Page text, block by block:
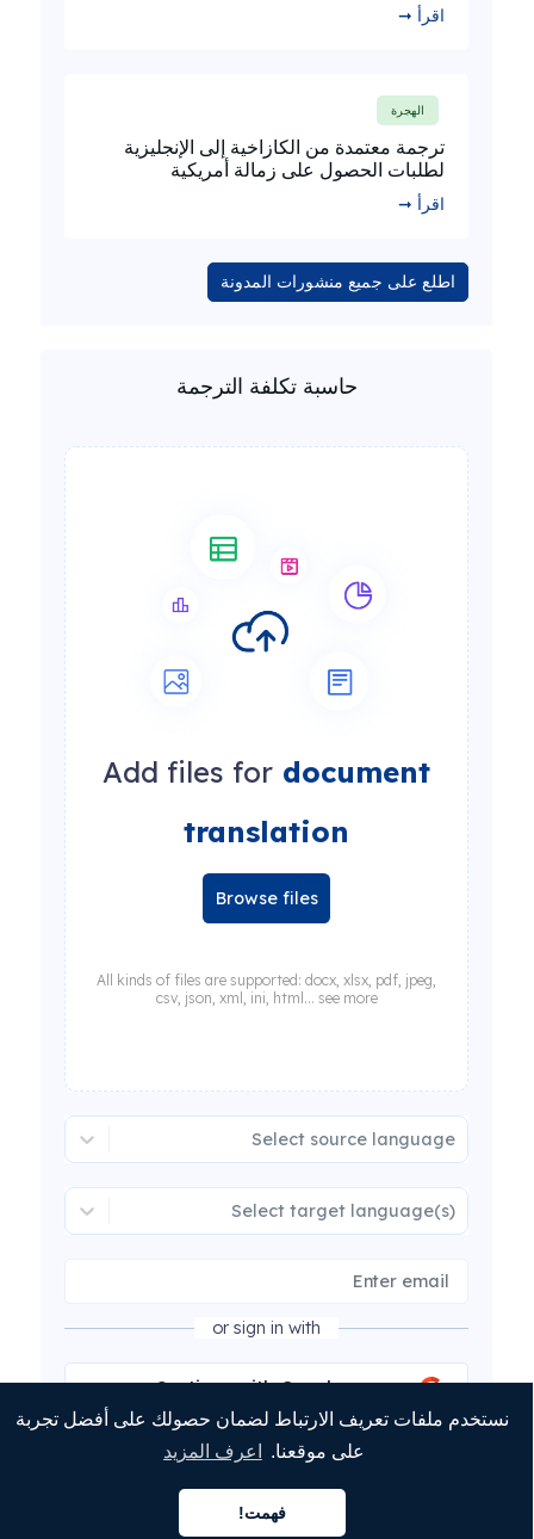
نستخدم ملفات تعريف الارتباط لضمان حصولك على أفضل تجربة
على موقعنا.
اعرف المزيد
فهمت!
اقرأ ➞
الهجرة
ترجمة معتمدة من الكازاخية إلى الإنجليزية
لطلبات الحصول على زمالة أمريكية
اقرأ ➞
اطلع على جميع منشورات المدونة
حاسبة تكلفة الترجمة
Add files for document
translation
Browse files
All kinds of files are supported: docx, xlsx, pdf, jpeg,
csv, json, xml, ini, html... see more
Select source language
Select target language(s)
or sign in with
Continue with Google
Continue with Microsoft
Continue with LinkedIn
العربية